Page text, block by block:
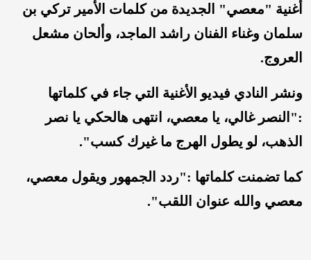
أغنية "معصي" الجديدة من كلمات الأمير تركي بن
سلمان وغناء الفنان راشد الماجد، وألحان مشعل
العروج.
ونشر النادي فيديو الأغنية التي جاء في كلماتها
:"النصر غالي، يا معصي، انتهى هالحكي يا نصر
الذهب، لو يطول الهرج ما غيرك كسب".
كما تضمنت كلماتها :"ردد الجمهور ويقول معصي،
معصي والله عنوان اللقب".